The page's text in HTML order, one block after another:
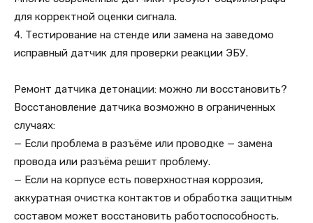
для корректной оценки сигнала.
4. Тестирование на стенде или замена на заведомо
исправный датчик для проверки реакции ЭБУ.
Ремонт датчика детонации: можно ли восстановить?
Восстановление датчика возможно в ограниченных
случаях:
— Если проблема в разъёме или проводке — замена
провода или разъёма решит проблему.
— Если на корпусе есть поверхностная коррозия,
аккуратная очистка контактов и обработка защитным
составом может восстановить работоспособность.